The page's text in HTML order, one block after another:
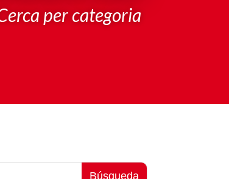
per categoria